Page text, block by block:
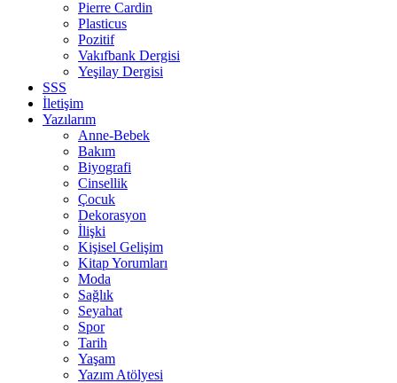
Pierre Cardin
Plasticus
Pozitif
Vakıfbank Dergisi
Yeşilay Dergisi
SSS
İletişim
Yazılarım
Anne-Bebek
Bakım
Biyografi
Cinsellik
Çocuk
Dekorasyon
İlişki
Kişisel Gelişim
Kitap Yorumları
Moda
Sağlık
Seyahat
Spor
Tarih
Yaşam
Yazım Atölyesi